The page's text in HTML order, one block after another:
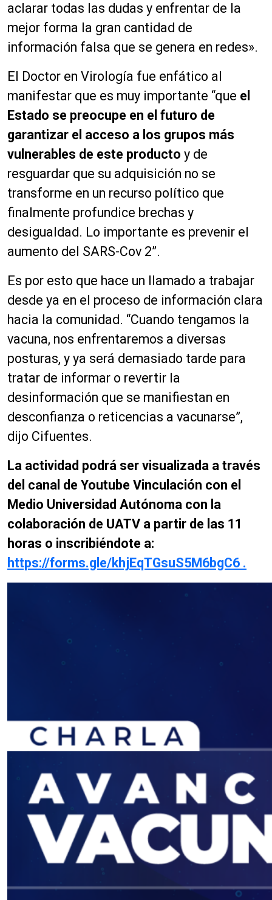
aclarar todas las dudas y enfrentar de la
mejor forma la gran cantidad de
información falsa que se genera en redes».
El Doctor en Virología fue enfático al
manifestar que es muy importante “que el
Estado se preocupe en el futuro de
garantizar el acceso a los grupos más
vulnerables de este producto y de
resguardar que su adquisición no se
transforme en un recurso político que
finalmente profundice brechas y
desigualdad. Lo importante es prevenir el
aumento del SARS-Cov 2”.
Es por esto que hace un llamado a trabajar
desde ya en el proceso de información clara
hacia la comunidad. “Cuando tengamos la
vacuna, nos enfrentaremos a diversas
posturas, y ya será demasiado tarde para
tratar de informar o revertir la
desinformación que se manifiestan en
desconfianza o reticencias a vacunarse”,
dijo Cifuentes.
La actividad podrá ser visualizada a través
del canal de Youtube Vinculación con el
Medio Universidad Autónoma con la
colaboración de UATV a partir de las 11
horas o inscribiéndote a:
https://forms.gle/khjEqTGsuS5M6bgC6 .